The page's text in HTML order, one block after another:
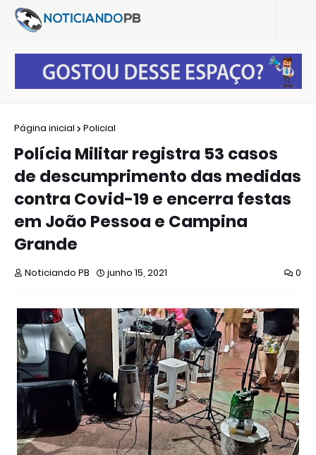
Página inicial Policial
Polícia Militar registra 53 casos
de descumprimento das medidas
contra Covid-19 e encerra festas
em João Pessoa e Campina
Grande
Noticiando PB junho 15, 2021 0